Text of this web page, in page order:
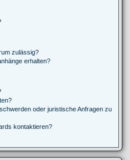
zulässig?
erhalten?
oder juristische Anfragen zu
kontaktieren?